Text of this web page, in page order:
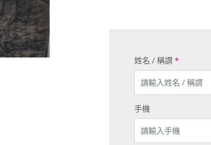
姓名 / 稱謂*
手機